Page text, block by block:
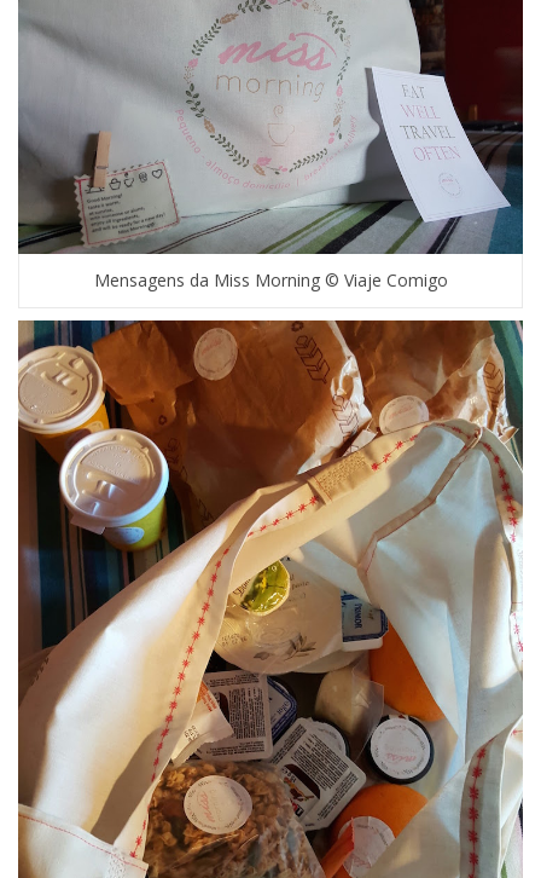
Mensagens da Miss Morning © Viaje Comigo